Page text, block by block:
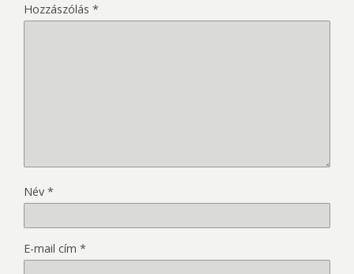
Hozzászólás *
Név *
E-mail cím *